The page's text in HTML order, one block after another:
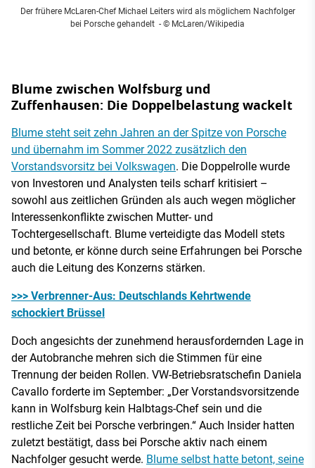
Der frühere McLaren-Chef Michael Leiters wird als möglichem Nachfolger
bei Porsche gehandelt - © McLaren/Wikipedia
Blume zwischen Wolfsburg und
Zuffenhausen: Die Doppelbelastung wackelt
Blume steht seit zehn Jahren an der Spitze von Porsche
und übernahm im Sommer 2022 zusätzlich den
Vorstandsvorsitz bei Volkswagen. Die Doppelrolle wurde
von Investoren und Analysten teils scharf kritisiert –
sowohl aus zeitlichen Gründen als auch wegen möglicher
Interessenkonflikte zwischen Mutter- und
Tochtergesellschaft. Blume verteidigte das Modell stets
und betonte, er könne durch seine Erfahrungen bei Porsche
auch die Leitung des Konzerns stärken.
>>> Verbrenner-Aus: Deutschlands Kehrtwende
schockiert Brüssel
Doch angesichts der zunehmend herausfordernden Lage in
der Autobranche mehren sich die Stimmen für eine
Trennung der beiden Rollen. VW-Betriebsratschefin Daniela
Cavallo forderte im September: „Der Vorstandsvorsitzende
kann in Wolfsburg kein Halbtags-Chef sein und die
restliche Zeit bei Porsche verbringen.“ Auch Insider hatten
zuletzt bestätigt, dass bei Porsche aktiv nach einem
Nachfolger gesucht werde. Blume selbst hatte betont, seine